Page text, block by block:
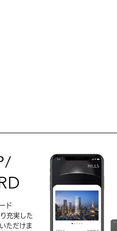
ド
充実した
ただけま